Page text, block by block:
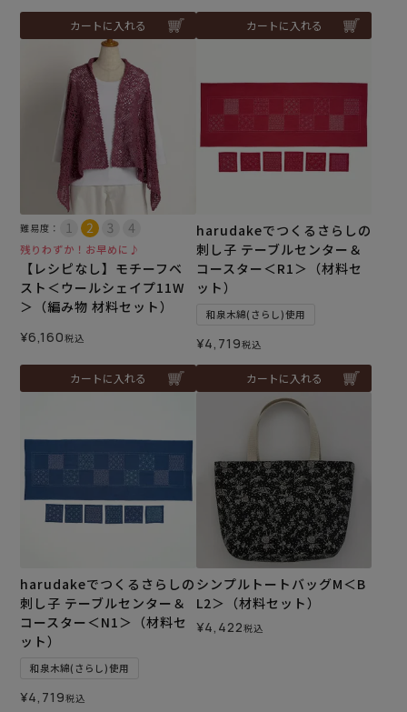
カートに入れる カートに入れる
難易度：
残りわずか！お早めに♪
【レシピなし】モチーフベ
スト＜ウールシェイプ11W
＞（編み物 材料セット）
¥6,160税込
カートに入れる
harudakeでつくるさらしの
刺し子 テーブルセンター＆
コースター＜R1＞（材料セ
ット）
和泉木綿(さらし)使用
¥4,719税込
カートに入れる
harudakeでつくるさらしの
刺し子 テーブルセンター＆
コースター＜N1＞（材料セ
ット）
和泉木綿(さらし)使用
¥4,719税込
シンプルトートバッグM＜B
L2＞（材料セット）
¥4,422税込